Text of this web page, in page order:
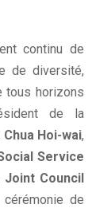
continu de
de diversité,
tous horizons
de la
Chua Hoi-wai,
Service
Joint Council
de